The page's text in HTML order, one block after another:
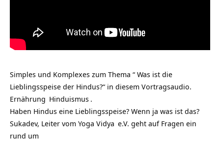
Simples und Komplexes zum Thema “ Was ist die
Lieblingsspeise der Hindus?“ in diesem Vortragsaudio.
Ernährung Hinduismus .
Haben Hindus eine Lieblingsspeise? Wenn ja was ist das?
Sukadev, Leiter vom Yoga Vidya e.V. geht auf Fragen ein
rund um